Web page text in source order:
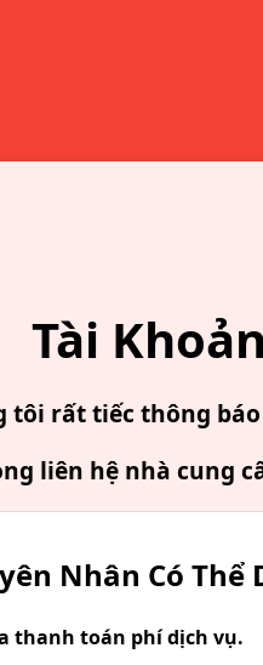
Tài
tôi rất tiếc thông
liên hệ nhà cung
Nhân Có Thể
thanh toán phí dịch vụ.